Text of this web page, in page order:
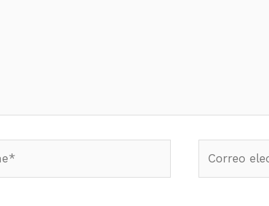
electrónico*